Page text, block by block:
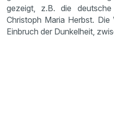
gezeigt, z.B. die deutsche
Christoph Maria Herbst. Die
Einbruch der Dunkelheit,